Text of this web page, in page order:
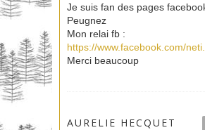
Je suis fan des pages
Peugnez
Mon relai fb :
https://www.facebook.com/
Merci beaucoup
AURELIE HECQUET